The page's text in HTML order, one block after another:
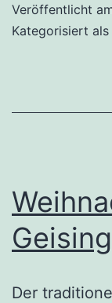
Veröffentlicht
Kategorisiert als
Geising
Der